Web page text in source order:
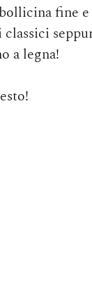
fine e
a legna!